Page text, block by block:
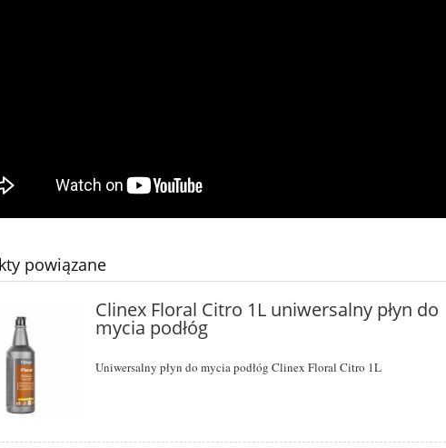
powiązane
Clinex Floral Citro 1L uniwersalny płyn do
mycia podłóg
Uniwersalny płyn do mycia podłóg Clinex Floral Citro 1L